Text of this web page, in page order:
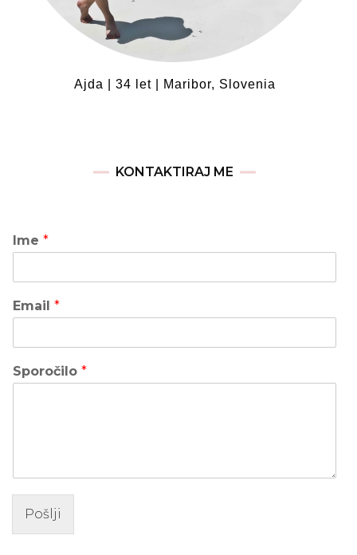
Ajda | 34 let | Maribor, Slovenia
KONTAKTIRAJ ME
Ime *
Email *
Sporočilo *
Pošlji